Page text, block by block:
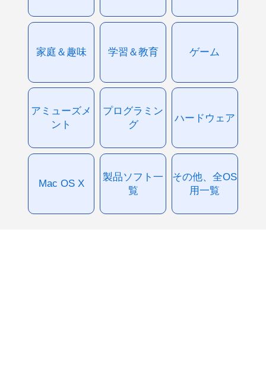
家庭＆趣味 学習＆教育 ゲーム
アミューズメ
ント
プログラミン
グ
ハードウェア
Mac OS X
製品ソフト一
覧
その他、全OS
用一覧